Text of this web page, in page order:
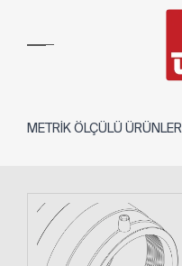
METRİK ÖLÇÜLÜ ÜRÜNLER